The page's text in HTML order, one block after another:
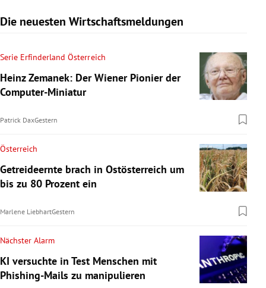
Die neuesten Wirtschaftsmeldungen
Serie Erfinderland Österreich
Heinz Zemanek: Der Wiener Pionier der
Computer-Miniatur
Patrick DaxGestern
Österreich
Getreideernte brach in Ostösterreich um
bis zu 80 Prozent ein
Marlene LiebhartGestern
Nächster Alarm
KI versuchte in Test Menschen mit
Phishing-Mails zu manipulieren